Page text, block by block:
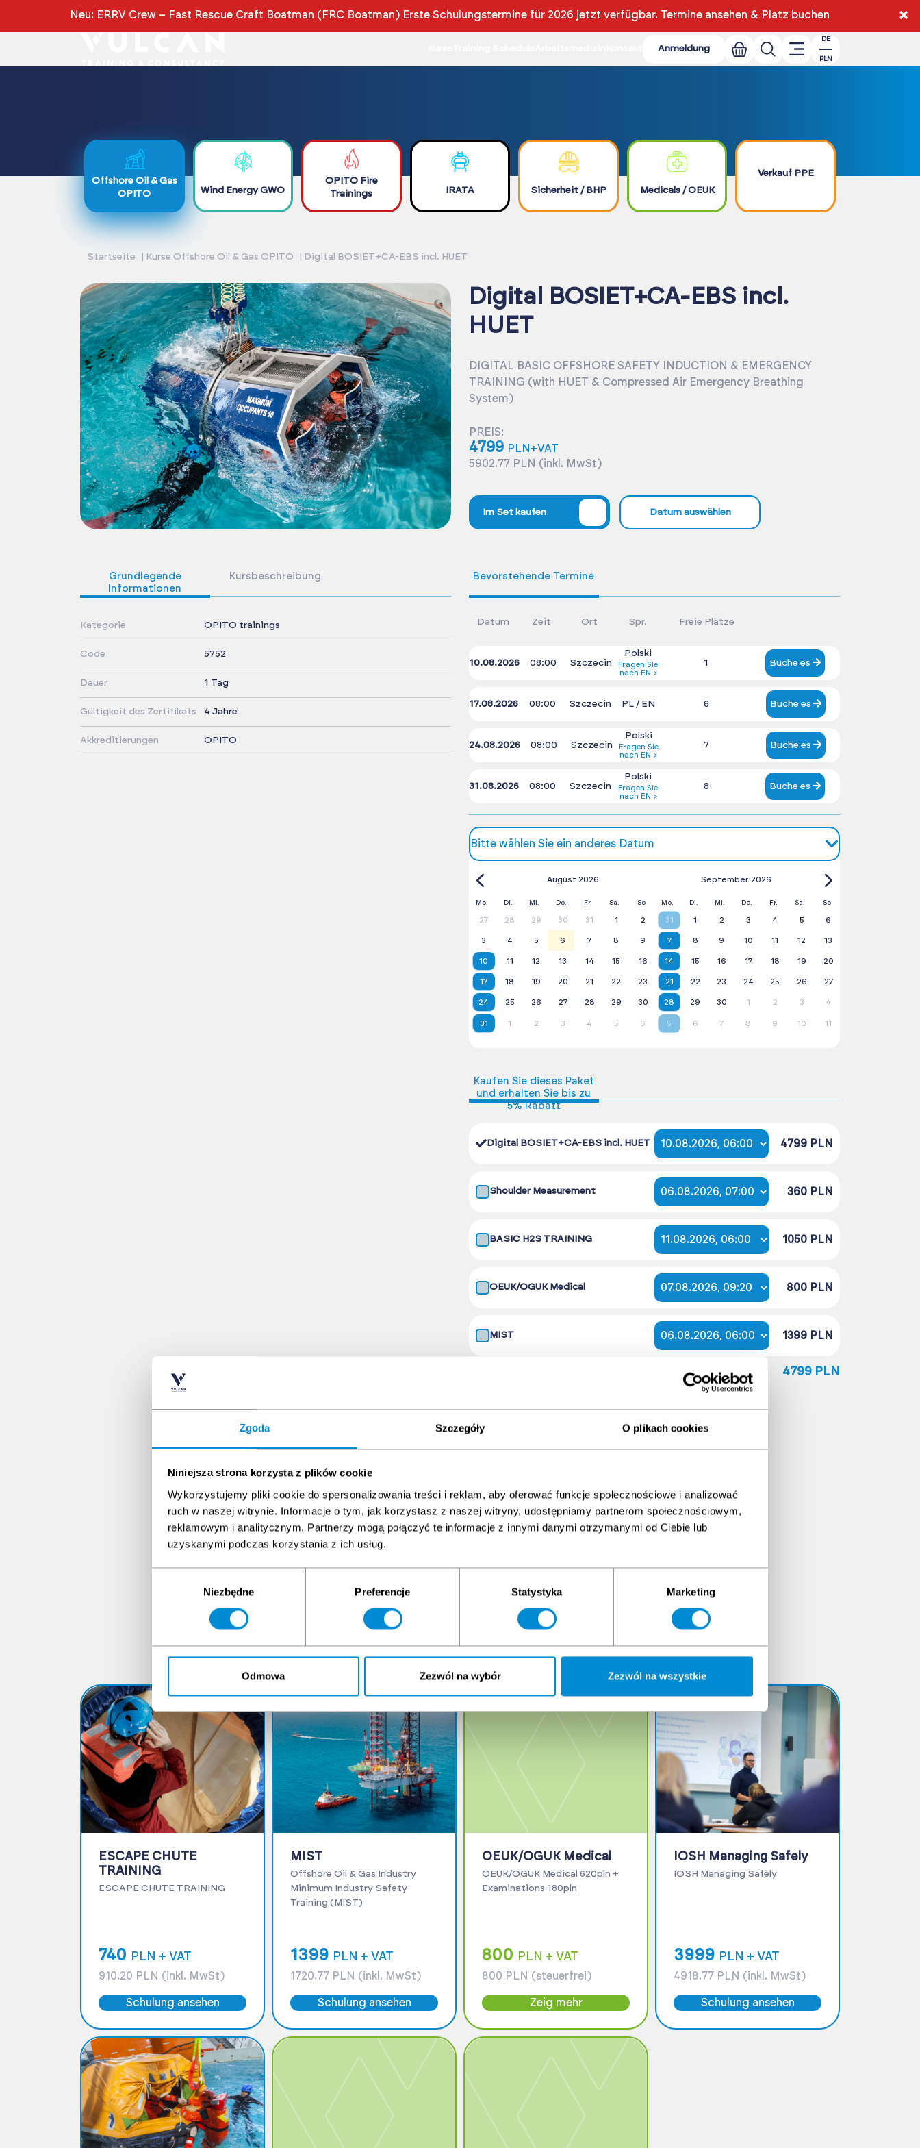
Zgoda Szczegóły O plikach cookies
Niniejsza strona korzysta z plików cookie
Wykorzystujemy pliki cookie do spersonalizowania treści i reklam, aby oferować funkcje społecznościowe i analizować
ruch w naszej witrynie. Informacje o tym, jak korzystasz z naszej witryny, udostępniamy partnerom społecznościowym,
reklamowym i analitycznym. Partnerzy mogą połączyć te informacje z innymi danymi otrzymanymi od Ciebie lub
uzyskanymi podczas korzystania z ich usług.
Niezbędne Preferencje Statystyka Marketing
Odmowa Zezwól na wybór Zezwól na wszystkie
Neu: ERRV Crew – Fast Rescue Craft Boatman (FRC Boatman) Erste Schulungstermine für 2026 jetzt verfügbar. Termine ansehen & Platz buchen ×
Anmeldung
DE
PLN
Offshore Oil & Gas
OPITO
Wind Energy GWO
OPITO Fire
Trainings
IRATA Sicherheit / BHP Medicals / OEUK
Verkauf PPE
Startseite Kurse Offshore Oil & Gas OPITO Digital BOSIET+CA-EBS incl. HUET
Digital BOSIET+CA-EBS incl.
HUET
DIGITAL BASIC OFFSHORE SAFETY INDUCTION & EMERGENCY
TRAINING (with HUET & Compressed Air Emergency Breathing
System)
PREIS:
4799 PLN+VAT
5902.77 PLN (inkl. MwSt)
Im Set kaufen Datum auswählen
Grundlegende
Informationen
Kursbeschreibung
Kategorie OPITO trainings
Code 5752
Dauer 1 Tag
Gültigkeit des Zertifikats 4 Jahre
Akkreditierungen OPITO
Bevorstehende Termine
Datum Zeit Ort Spr. Freie Plätze
10.08.2026 08:00 Szczecin
Polski
Fragen Sie
nach EN >
1 Buche es
17.08.2026 08:00 Szczecin PL / EN 6 Buche es
24.08.2026 08:00 Szczecin
Polski
Fragen Sie
nach EN >
7 Buche es
31.08.2026 08:00 Szczecin
Polski
Fragen Sie
nach EN >
8 Buche es
Bitte wählen Sie ein anderes Datum
August 2026
Mo. Di. Mi. Do. Fr. Sa. So
27 28 29 30 31 1 2
3 4 5 6 7 8 9
10 11 12 13 14 15 16
17 18 19 20 21 22 23
24 25 26 27 28 29 30
31 1 2 3 4 5 6
September 2026
Mo. Di. Mi. Do. Fr. Sa. So
31 1 2 3 4 5 6
7 8 9 10 11 12 13
14 15 16 17 18 19 20
21 22 23 24 25 26 27
28 29 30 1 2 3 4
5 6 7 8 9 10 11
Kaufen Sie dieses Paket
und erhalten Sie bis zu
5% Rabatt
Digital BOSIET+CA-EBS incl. HUET 4799 PLN
Shoulder Measurement 360 PLN
BASIC H2S TRAINING 1050 PLN
OEUK/OGUK Medical 800 PLN
MIST 1399 PLN
4799 PLN
Paket in den Warenkorb legen %
Kunden habenauch gekauft
ESCAPE CHUTE
TRAINING
ESCAPE CHUTE TRAINING
740 PLN + VAT
910.20 PLN (inkl. MwSt)
Schulung ansehen
MIST
Offshore Oil & Gas Industry
Minimum Industry Safety
Training (MIST)
1399 PLN + VAT
1720.77 PLN (inkl. MwSt)
Schulung ansehen
OEUK/OGUK Medical
OEUK/OGUK Medical 620pln +
Examinations 180pln
800 PLN + VAT
800 PLN (steuerfrei)
Zeig mehr
IOSH Managing Safely
IOSH Managing Safely
3999 PLN + VAT
4918.77 PLN (inkl. MwSt)
Schulung ansehen